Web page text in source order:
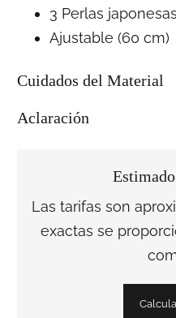
3 Perlas
Ajustable (60 cm)
Cuidados del Material
Aclaración
Las tarifas son
exactas se